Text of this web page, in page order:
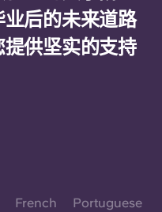
后的未来道路
供坚实的支持
French Portuguese